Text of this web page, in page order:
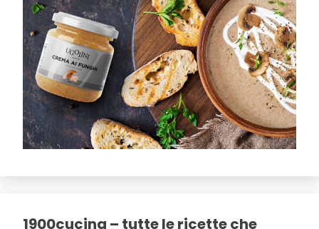
1900cucina – tutte le ricette che